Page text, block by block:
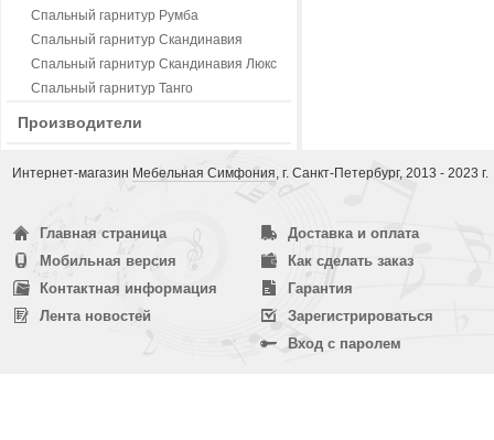
Спальный гарнитур Румба
Спальный гарнитур Скандинавия
Спальный гарнитур Скандинавия Люкс
Спальный гарнитур Танго
Производители
Интернет-магазин Мебельная Симфония, г. Санкт-Петербург, 2013 - 2023 г.
Главная страница
Мобильная версия
Контактная информация
Лента новостей
Доставка и оплата
Как сделать заказ
Гарантия
Зарегистрироваться
Вход с паролем